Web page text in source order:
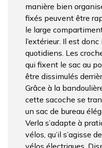
manière bien
fixés peuvent être
le large
l’extérieur. Il est
quotidiens. Les
qui fixent le sac au
être dissimulés
Grâce à la
cette sacoche se
un sac de bureau
Verla s’adapte à
vélos, qu’il s’agisse
vélos électriques.